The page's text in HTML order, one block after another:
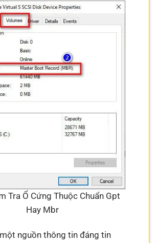
Tra Ổ Cứng Thuộc Chuẩn Gpt
Hay Mbr
một nguồn thông tin đáng tin